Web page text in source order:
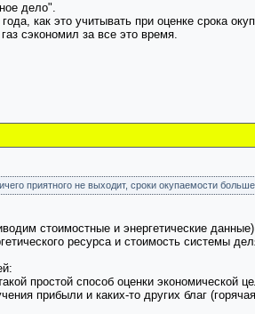
дело".
как это учитывать при оценке срока
сэкономил за все это время.
приятного не выходит, сроки окупаемости
стоимостные и энергетические
ресурса и стоимость системы
простой способ оценки
прибыли и каких-то других благ